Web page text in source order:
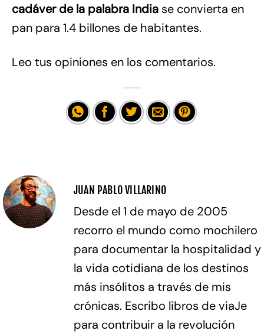
cadáver de la palabra India se convierta en
pan para 1.4 billones de habitantes.
Leo tus opiniones en los comentarios.
JUAN PABLO VILLARINO
Desde el 1 de mayo de 2005
recorro el mundo como mochilero
para documentar la hospitalidad y
la vida cotidiana de los destinos
más insólitos a través de mis
crónicas. Escribo libros de viaJe
para contribuir a la revolución